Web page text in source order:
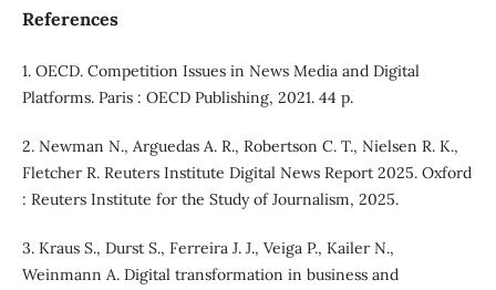
References
1. OECD. Competition Issues in News Media and Digital
Platforms. Paris : OECD Publishing, 2021. 44 p.
2. Newman N., Arguedas A. R., Robertson C. T., Nielsen R. K.,
Fletcher R. Reuters Institute Digital News Report 2025. Oxford
: Reuters Institute for the Study of Journalism, 2025.
3. Kraus S., Durst S., Ferreira J. J., Veiga P., Kailer N.,
Weinmann A. Digital transformation in business and